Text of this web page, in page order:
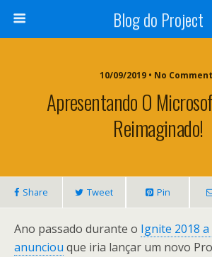
Blog do Project
10/09/2019 • No
Apresentando O
Reimaginado!
Share Tweet Pin
Ano passado durante o Ignite 2018
anunciou que iria lançar um novo